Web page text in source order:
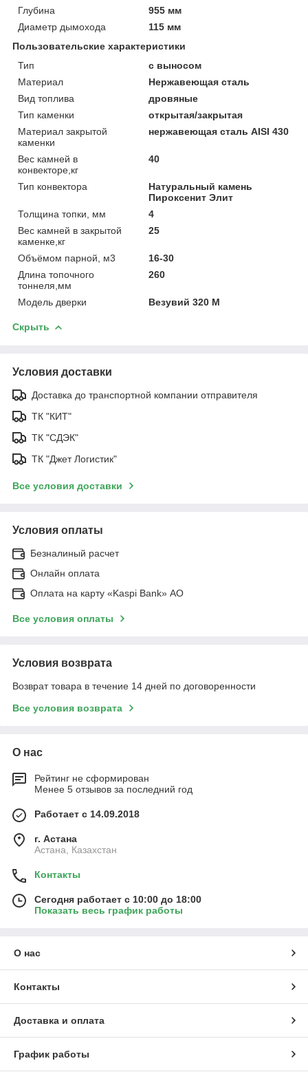
Глубина
955 мм
Диаметр дымохода
115 мм
Пользовательские характеристики
Тип
с выносом
Материал
Нержавеющая сталь
Вид топлива
дровяные
Тип каменки
открытая/закрытая
Материал закрытой
каменки
нержавеющая сталь AISI 430
Вес камней в
конвекторе,кг
40
Тип конвектора
Натуральный камень
Пироксенит Элит
Толщина топки, мм
4
Вес камней в закрытой
каменке,кг
25
Объёмом парной, м3
16-30
Длина топочного
тоннеля,мм
260
Модель дверки Везувий 320 М
Скрыть
Условия доставки
Доставка до транспортной компании отправителя
ТК "КИТ"
ТК "СДЭК"
ТК "Джет Логистик"
Все условия доставки
Условия оплаты
Безналиный расчет
Онлайн оплата
Оплата на карту «Kaspi Bank» АО
Все условия оплаты
Условия возврата
Возврат товара в течение 14 дней по договоренности
Все условия возврата
О нас
Рейтинг не сформирован
Менее 5 отзывов за последний год
Работает с 14.09.2018
г. Астана
Астана, Казахстан
Контакты
Сегодня работает с 10:00 до 18:00
Показать весь график работы
О нас
Контакты
Доставка и оплата
График работы